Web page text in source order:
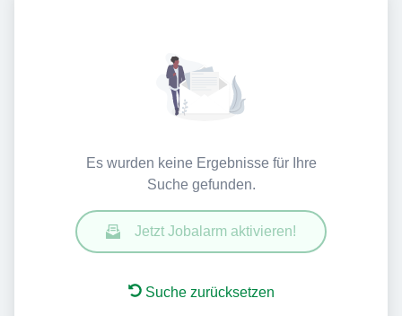
Es wurden keine Ergebnisse für Ihre
Suche gefunden.
Jetzt Jobalarm aktivieren!
Suche zurücksetzen